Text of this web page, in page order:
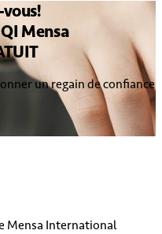
Mensa
un regain de confiance
Mensa International